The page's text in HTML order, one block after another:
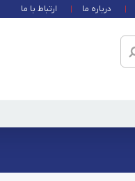
درباره ما ارتباط با ما